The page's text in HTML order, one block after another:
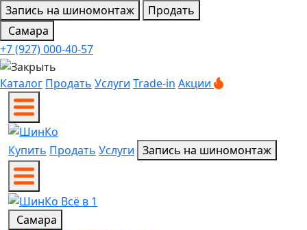
Запись на шиномонтаж
Продать
Самара
+7 (927) 000-40-57
Каталог Продать Услуги Trade-in Акции
Купить Продать Услуги Запись на шиномонтаж
Самара